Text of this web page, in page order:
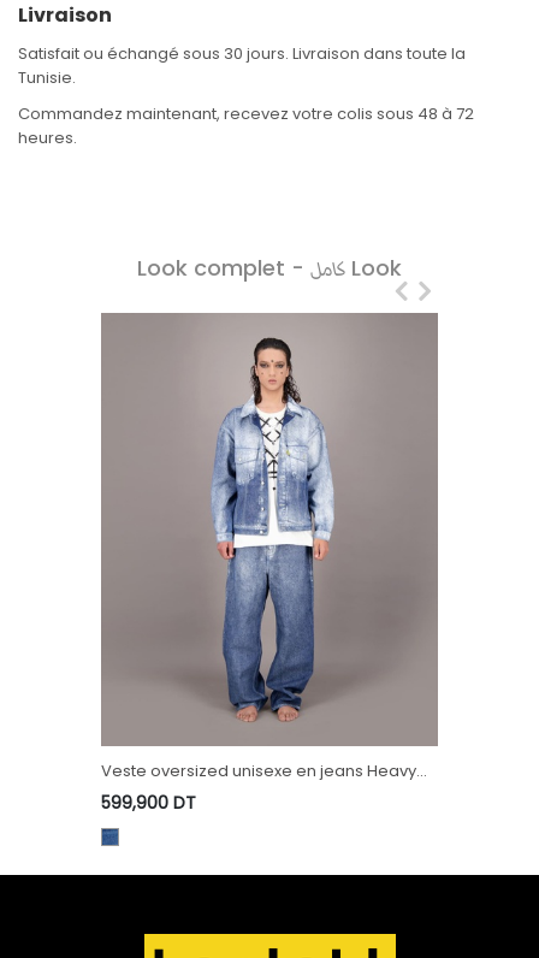
Livraison
Satisfait ou échangé sous 30 jours. Livraison dans toute la
Tunisie.
Commandez maintenant, recevez votre colis sous 48 à 72
heures.
Look complet - كامل Look
en jeans Heavy
WEEK 2024
T-shirt oversized unisexe MOTIF BERBERE
Heavy Used Effect - TUNIS FASHION WEEK
199,900